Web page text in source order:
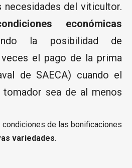
necesidades del viticultor.
económicas
la posibilidad de
el pago de la prima
de SAECA) cuando el
sea de al menos
condiciones de las bonificaciones
variedades.